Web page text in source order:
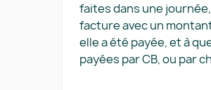
faites dans une
facture avec un
elle a été payée, et à
payées par CB, ou par